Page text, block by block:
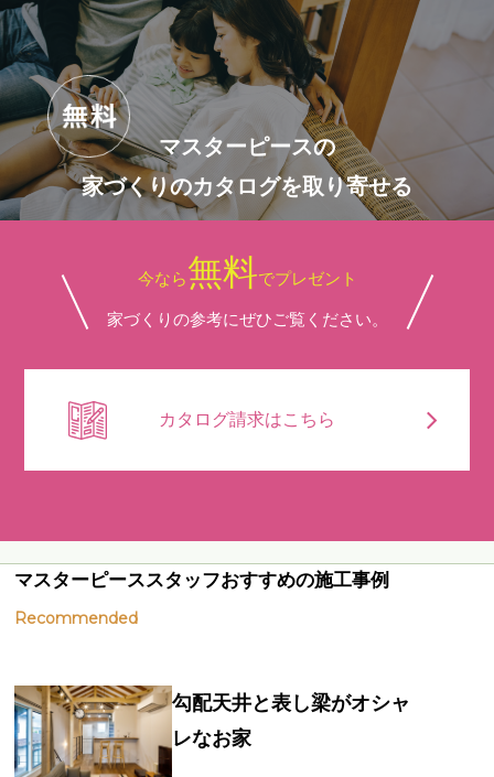
マスターピースの
家づくりのカタログを取り寄せる
今なら無料でプレゼント
家づくりの参考にぜひご覧ください。
カタログ請求はこちら
マスターピーススタッフおすすめの施工事例
Recommended
勾配天井と表し梁がオシャ
レなお家